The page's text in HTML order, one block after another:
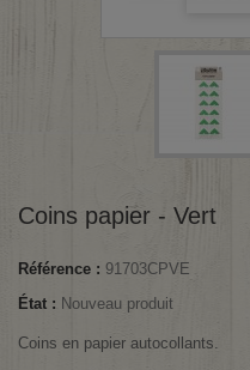
Coins papier - Vert
Référence : 91703CPVE
État : Nouveau produit
Coins en papier autocollants.